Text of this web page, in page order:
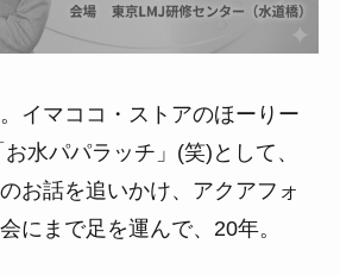
イマココ・ストアのほーりー
水パパラッチ」(笑)として、
お話を追いかけ、アクアフォ
にまで足を運んで、20年。